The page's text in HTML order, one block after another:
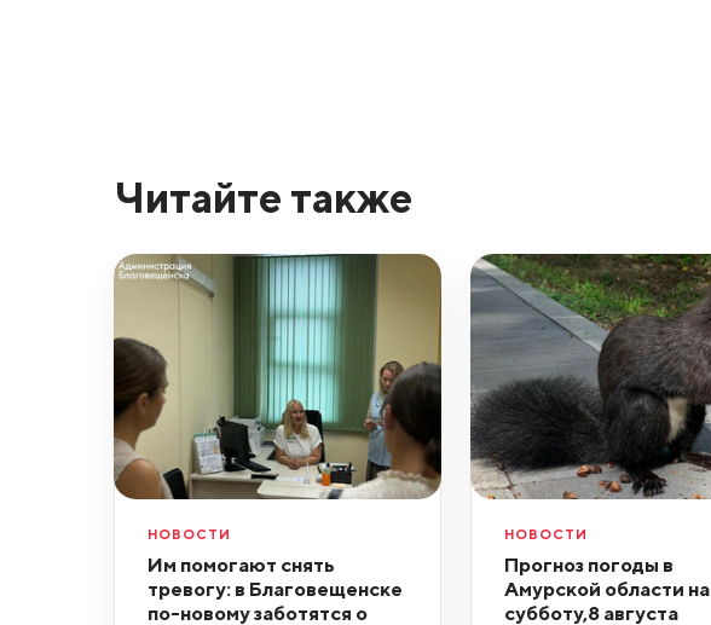
Читайте также
НОВОСТИ
Им помогают снять
тревогу: в Благовещенске
по-новому заботятся о
НОВОСТИ
Прогноз погоды в
Амурской области на
субботу,8 августа